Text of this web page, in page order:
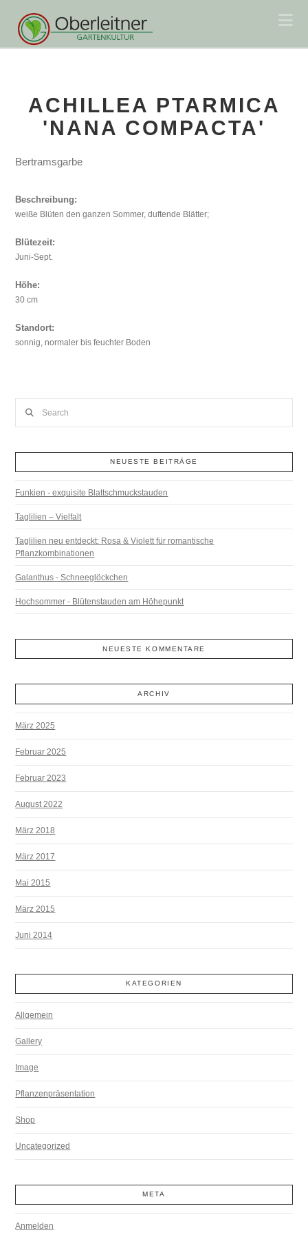
ACHILLEA PTARMICA
'NANA COMPACTA'
Bertramsgarbe
Beschreibung:
weiße Blüten den ganzen Sommer, duftende Blätter;
Blütezeit:
Juni-Sept.
Höhe:
30 cm
Standort:
sonnig, normaler bis feuchter Boden
NEUESTE BEITRÄGE
Funkien - exquisite Blattschmuckstauden
Taglilien – Vielfalt
Taglilien neu entdeckt: Rosa & Violett für romantische
Pflanzkombinationen
Galanthus - Schneeglöckchen
Hochsommer - Blütenstauden am Höhepunkt
NEUESTE KOMMENTARE
ARCHIV
März 2025
Februar 2025
Februar 2023
August 2022
März 2018
März 2017
Mai 2015
März 2015
Juni 2014
KATEGORIEN
Allgemein
Gallery
Image
Pflanzenpräsentation
Shop
Uncategorized
META
Anmelden